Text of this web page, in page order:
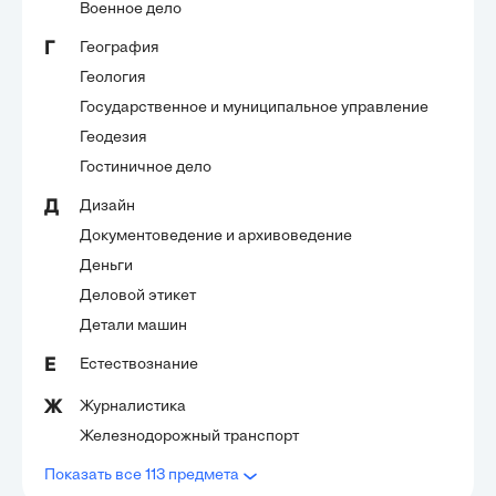
Военное дело
География
Геология
Государственное и муниципальное управление
Геодезия
Гостиничное дело
Д
Дизайн
Документоведение и архивоведение
Деньги
Деловой этикет
Детали машин
Е Естествознание
Ж
Журналистика
Железнодорожный транспорт
Показать все 113 предмета